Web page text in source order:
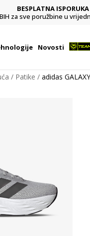
BESPLATNA ISPORUKA
za sve poružbine u
Novosti
Patike adidas